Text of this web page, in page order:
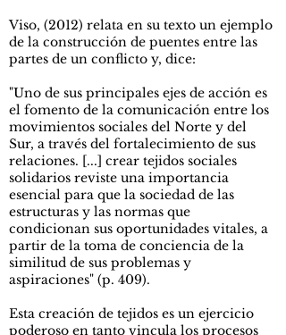
Viso, (2012) relata en su texto un ejemplo
de la construcción de puentes entre las
partes de un conflicto y, dice:
"Uno de sus principales ejes de acción es
el fomento de la comunicación entre los
movimientos sociales del Norte y del
Sur, a través del fortalecimiento de sus
relaciones. [...] crear tejidos sociales
solidarios reviste una importancia
esencial para que la sociedad de las
estructuras y las normas que
condicionan sus oportunidades vitales, a
partir de la toma de conciencia de la
similitud de sus problemas y
aspiraciones" (p. 409).
Esta creación de tejidos es un ejercicio
poderoso en tanto vincula los procesos